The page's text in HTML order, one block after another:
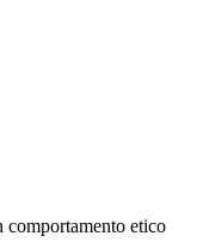
comportamento etico